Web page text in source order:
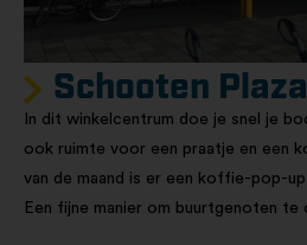
Schooten Plaza
In dit winkelcentrum doe je snel je
ook ruimte voor een praatje en een
van de maand is er een koffie-pop-
Een fijne manier om buurtgenoten te